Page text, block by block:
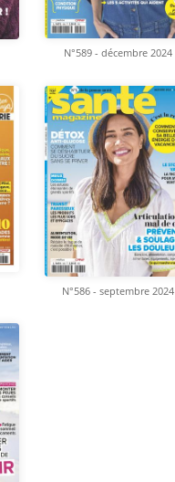
N°589 - décembre 2024
N°586 - septembre 2024